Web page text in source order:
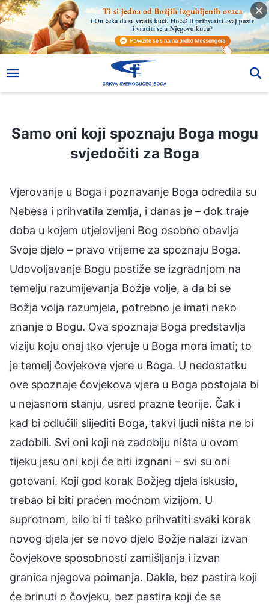
Samo oni koji spoznaju Boga mogu svjedočiti za Boga
Samo oni koji spoznaju Boga mogu
svjedočiti za Boga
Vjerovanje u Boga i poznavanje Boga odredila su
Nebesa i prihvatila zemlja, i danas je – dok traje
doba u kojem utjelovljeni Bog osobno obavlja
Svoje djelo – pravo vrijeme za spoznaju Boga.
Udovoljavanje Bogu postiže se izgradnjom na
temelju razumijevanja Božje volje, a da bi se
Božja volja razumjela, potrebno je imati neko
znanje o Bogu. Ova spoznaja Boga predstavlja
viziju koju onaj tko vjeruje u Boga mora imati; to
je temelj čovjekove vjere u Boga. U nedostatku
ove spoznaje čovjekova vjera u Boga postojala bi
u nejasnom stanju, usred prazne teorije. Čak i
kad bi odlučili slijediti Boga, takvi ljudi ništa ne bi
zadobili. Svi oni koji ne zadobiju ništa u ovom
tijeku jesu oni koji će biti izgnani – svi su oni
gotovani. Koji god korak Božjeg djela iskusio,
trebao bi biti praćen moćnom vizijom. U
suprotnom, bilo bi ti teško prihvatiti svaki korak
novog djela jer se novo djelo Božje nalazi izvan
čovjekove sposobnosti zamišljanja i izvan
granica njegova poimanja. Dakle, bez pastira koji
će brinuti o čovjeku, bez pastira koji će se